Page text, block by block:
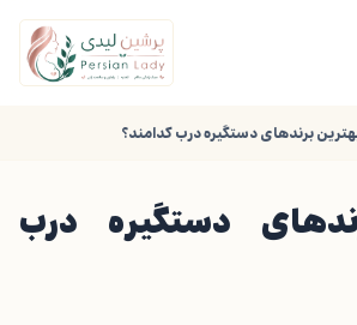
برندهای دستگیره درب کدامند؟
دستگیره درب